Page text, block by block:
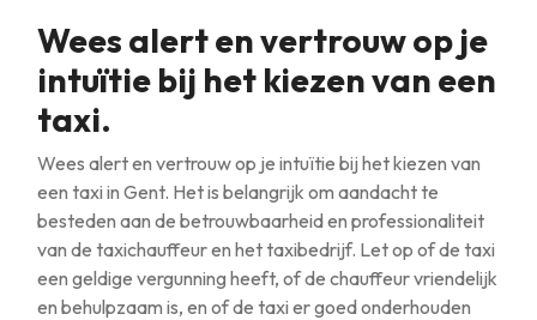
Wees alert en vertrouw op je
intuïtie bij het kiezen van een
taxi.
Wees alert en vertrouw op je intuïtie bij het kiezen van
een taxi in Gent. Het is belangrijk om aandacht te
besteden aan de betrouwbaarheid en professionaliteit
van de taxichauffeur en het taxibedrijf. Let op of de taxi
een geldige vergunning heeft, of de chauffeur vriendelijk
en behulpzaam is, en of de taxi er goed onderhouden